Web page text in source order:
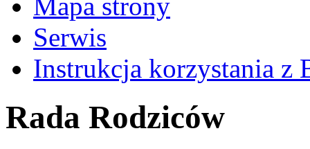
Serwis
Instrukcja korzystania z
Rada Rodziców